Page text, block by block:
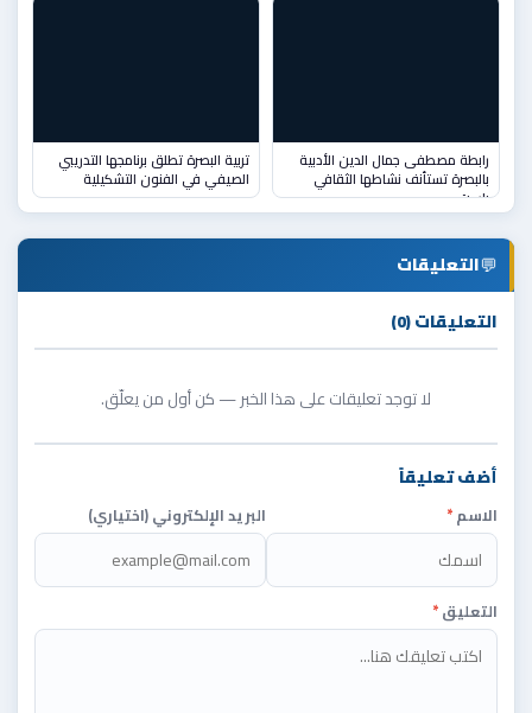
رابطة مصطفى جمال الدين الأدبية
بالبصرة تستأنف نشاطها الثقافي
باست
تربية البصرة تطلق برنامجها التدريبي
الصيفي في الفنون التشكيلية
💬التعليقات
التعليقات (0)
لا توجد تعليقات على هذا الخبر — كن أول من يعلّق.
أضف تعليقاً
الاسم* البريد الإلكتروني (اختياري)
التعليق*